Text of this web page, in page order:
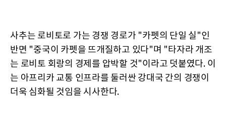
사추는 로비토로 가는 경쟁 경로가 "카펫의 단일 실"인
반면 "중국이 카펫을 뜨개질하고 있다"며 "타자라 개조
는 로비토 회랑의 경제를 압박할 것"이라고 덧붙였다. 이
는 아프리카 교통 인프라를 둘러싼 강대국 간의 경쟁이
더욱 심화될 것임을 시사한다.